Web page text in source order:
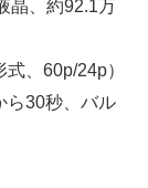
晶、約92.1万
、60p/24p）
ら30秒、バル